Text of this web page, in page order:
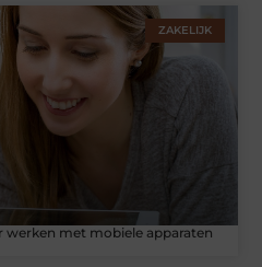
ZAKELIJK
met mobiele apparaten